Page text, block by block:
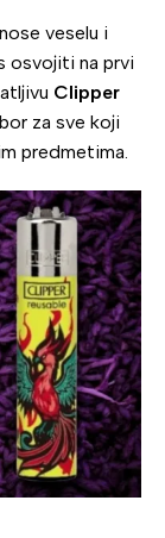
veselu i
osvojiti na prvi
Clipper
za sve koji
predmetima.